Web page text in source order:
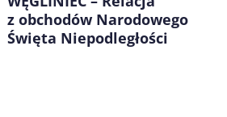
z obchodów Narodowego
Święta Niepodległości